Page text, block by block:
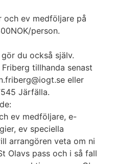
och ev medföljare på
person.
du också själv.
tillhanda senast
eller
Järfälla.
ev medföljare, e-
ev speciella
arrangören veta om ni
Olavs pass och i så fall